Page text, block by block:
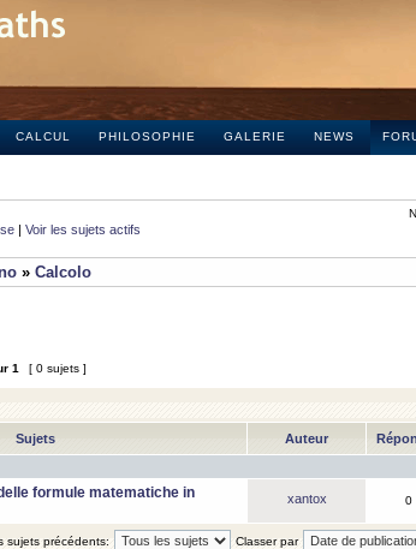
CALCUL PHILOSOPHIE GALERIE NEWS
| Voir les sujets actifs
» Calcolo
1 [ 0 sujets ]
Sujets Auteur
formule matematiche in
xantox 0
sujets précédents: Classer par